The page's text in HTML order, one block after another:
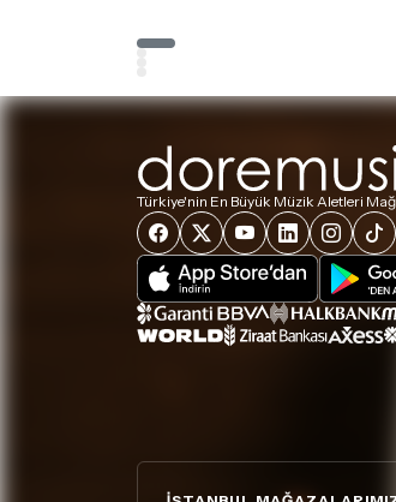
Türkiye'nin En Büyük Müzik Aletleri